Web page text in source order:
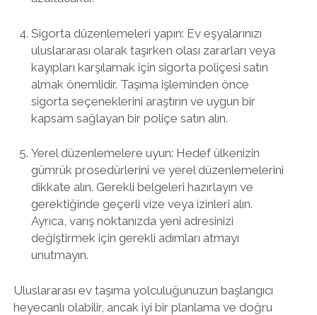
Sigorta düzenlemeleri yapın: Ev eşyalarınızı
uluslararası olarak taşırken olası zararları veya
kayıpları karşılamak için sigorta poliçesi satın
almak önemlidir. Taşıma işleminden önce
sigorta seçeneklerini araştırın ve uygun bir
kapsam sağlayan bir poliçe satın alın.
Yerel düzenlemelere uyun: Hedef ülkenizin
gümrük prosedürlerini ve yerel düzenlemelerini
dikkate alın. Gerekli belgeleri hazırlayın ve
gerektiğinde geçerli vize veya izinleri alın.
Ayrıca, varış noktanızda yeni adresinizi
değiştirmek için gerekli adımları atmayı
unutmayın.
Uluslararası ev taşıma yolculuğunuzun başlangıcı
heyecanlı olabilir, ancak iyi bir planlama ve doğru